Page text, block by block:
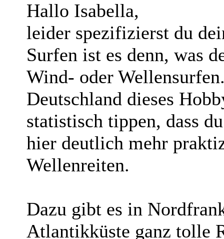
Hallo Isabella,
leider spezifizierst du
Surfen ist es denn, was
Wind- oder
Deutschland dieses
statistisch tippen, dass
hier deutlich mehr
Wellenreiten.
Dazu gibt es in
Atlantikküste ganz tolle